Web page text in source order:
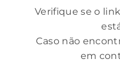
Verifique se o
Caso não
em